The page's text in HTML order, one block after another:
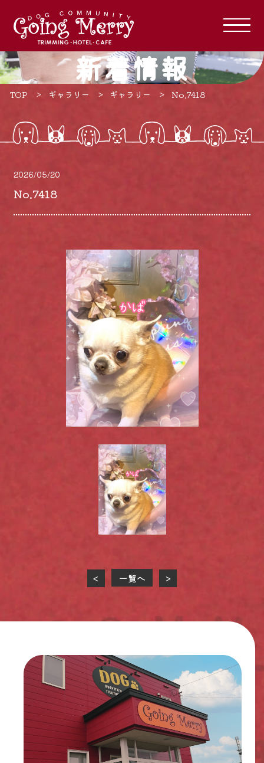
新着情報
TOP ギャラリー ギャラリー No.7418
2026/05/20
No.7418
< 一覧へ >